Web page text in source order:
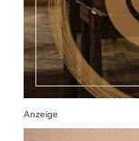
Anzeige